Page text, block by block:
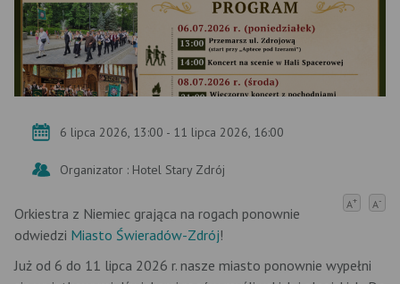
6 lipca 2026, 13:00 - 11 lipca 2026, 16:00
Organizator : Hotel Stary Zdrój
A+ A-
Orkiestra z Niemiec grająca na rogach ponownie
odwiedzi Miasto Świeradów-Zdrój!
Już od 6 do 11 lipca 2026 r. nasze miasto ponownie wypełni